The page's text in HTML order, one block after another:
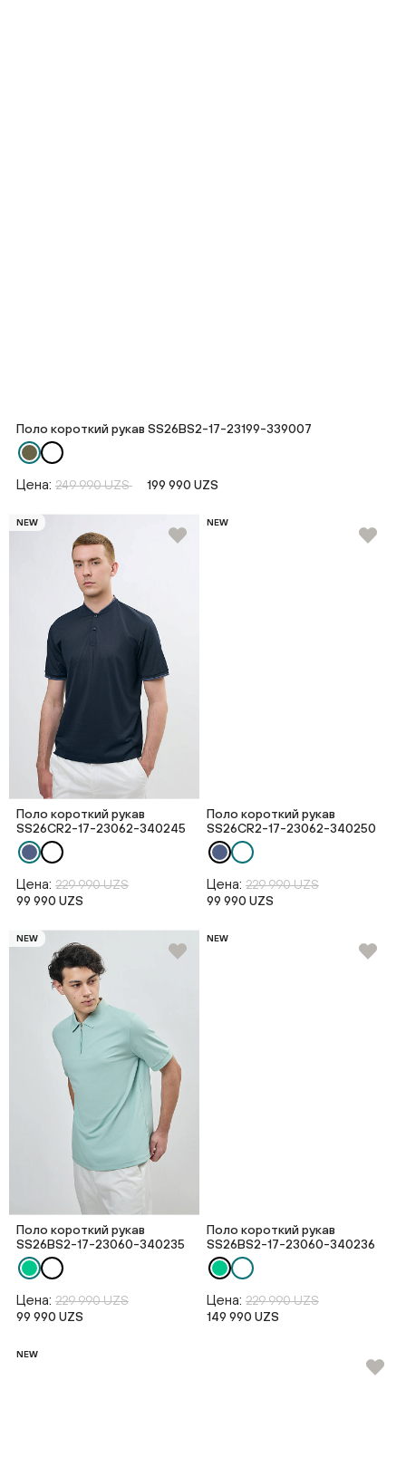
Поло короткий рукав SS26BS2-17-23199-339007
Цена: 249 990 UZS 199 990 UZS
NEW
Поло короткий рукав
SS26CR2-17-23062-340245
Цена: 229 990 UZS
99 990 UZS
NEW
Поло короткий рукав
SS26CR2-17-23062-340250
Цена: 229 990 UZS
99 990 UZS
NEW
Поло короткий рукав
SS26BS2-17-23060-340235
Цена: 229 990 UZS
99 990 UZS
NEW
Поло короткий рукав
SS26BS2-17-23060-340236
Цена: 229 990 UZS
149 990 UZS
NEW